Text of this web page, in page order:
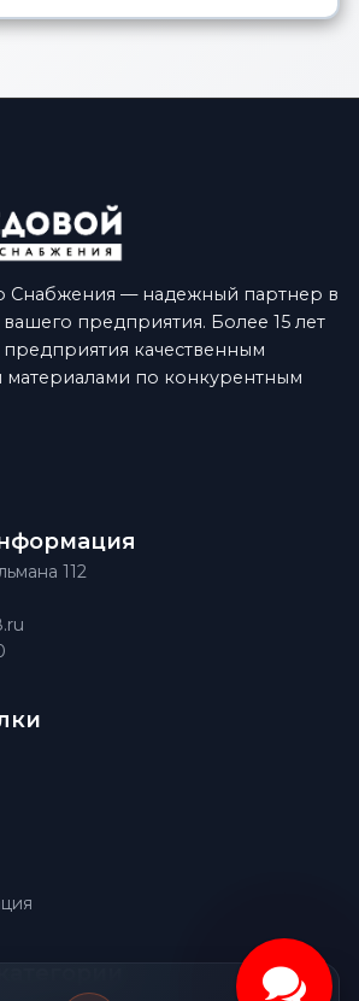
Снабжения — надежный партнер в
предприятия. Более 15 лет
качественным
по конкурентным
112